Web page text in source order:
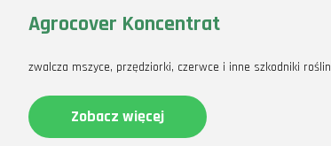
Agrocover Koncentrat
zwalcza mszyce, przędziorki, czerwce i inne szkodniki roślin
Zobacz więcej